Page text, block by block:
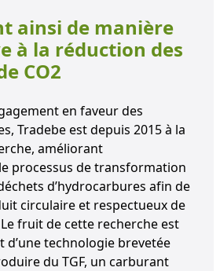
ainsi de manière
à la réduction des
CO2
en faveur des
Tradebe est depuis 2015 à la
améliorant
processus de transformation
d’hydrocarbures afin de
circulaire et respectueux de
fruit de cette recherche est
d’une technologie brevetée
du TGF, un carburant